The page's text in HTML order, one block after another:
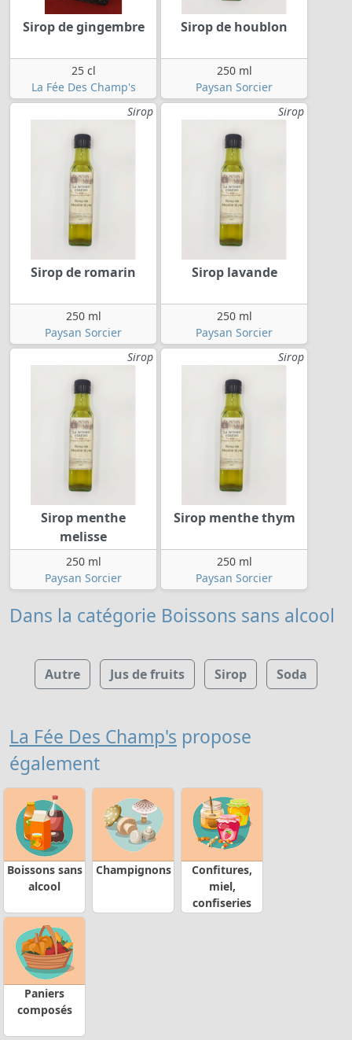
Sirop de gingembre
25 cl
La Fée Des Champ's
Sirop de houblon
250 ml
Paysan Sorcier
Sirop
Sirop de romarin
250 ml
Paysan Sorcier
Sirop
Sirop lavande
250 ml
Paysan Sorcier
Sirop
Sirop menthe
melisse
250 ml
Paysan Sorcier
Sirop
Sirop menthe thym
250 ml
Paysan Sorcier
Dans la catégorie Boissons sans alcool
Autre Jus de fruits Sirop Soda
La Fée Des Champ's propose
également
Boissons sans
alcool
Champignons
Confitures,
miel,
confiseries
Paniers
composés